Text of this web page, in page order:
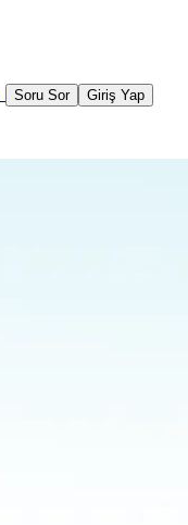
Soru Sor Giriş Yap